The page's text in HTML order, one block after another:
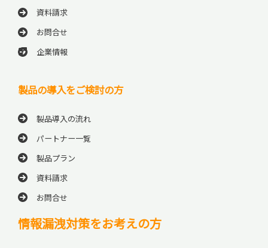
資料請求
お問合せ
企業情報
製品の導入をご検討の方
製品導入の流れ
パートナー一覧
製品プラン
資料請求
お問合せ
情報漏洩対策をお考えの方